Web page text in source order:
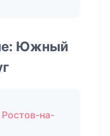
Южный
на-